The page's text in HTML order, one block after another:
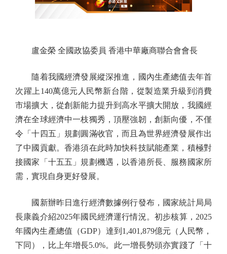
盧金榮 全國政協委員 香港中華廠商聯合會會長
隨着我國經濟發展縱深推進，國內生產總值去年首
次躍上140萬億元人民幣新台階，從製造業升級到消費
市場擴大，從創新能力提升到高水平擴大開放，我國經
濟在全球經濟中一枝獨秀，頂壓強韌，創新向優，不僅
令「十四五」規劃圓滿收官，而且為世界經濟發展作出
了中國貢獻。香港須在此時加快科技賦能產業，積極對
接國家「十五五」規劃機遇，以香港所長、服務國家所
需，實現自身更好發展。
國新辦昨日進行經濟數據例行發布，國家統計局局
長康義介紹2025年國民經濟運行情況。初步核算，2025
年國內生產總值（GDP）達到1,401,879億元（人民幣，
下同），比上年增長5.0%。此一增長勢頭亦實踐了「十